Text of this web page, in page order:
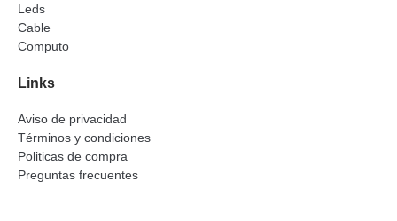
Leds
Cable
Computo
Links
Aviso de privacidad
Términos y condiciones
Politicas de compra
Preguntas frecuentes